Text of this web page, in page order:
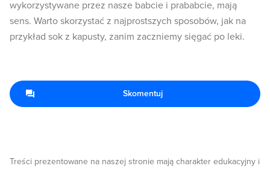
wykorzystywane przez nasze babcie i prababcie, mają
sens. Warto skorzystać z najprostszych sposobów, jak na
przykład sok z kapusty, zanim zaczniemy sięgać po leki.
Treści prezentowane na naszej stronie mają charakter edukacyjny i
Skomentuj